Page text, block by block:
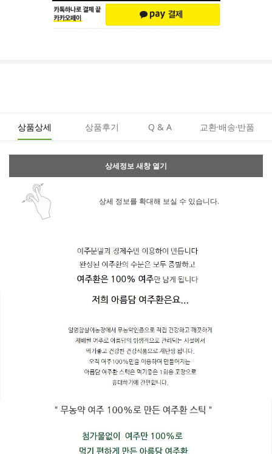
상품상세 상품후기 Q & A 교환·배송·반품
상세정보 새창 열기
상세 정보를 확대해 보실 수 있습니다.